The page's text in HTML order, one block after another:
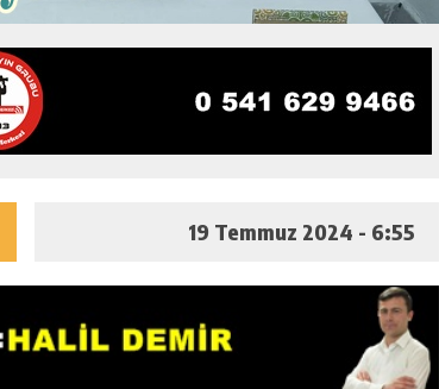
19 Temmuz 2024 - 6:55